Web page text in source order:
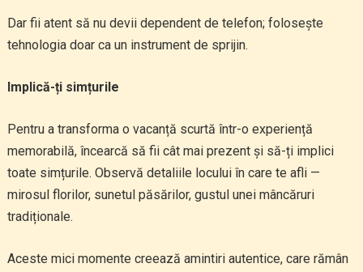
Dar fii atent să nu devii dependent de telefon; folosește
tehnologia doar ca un instrument de sprijin.
Implică-ți simțurile
Pentru a transforma o vacanță scurtă într-o experiență
memorabilă, încearcă să fii cât mai prezent și să-ți implici
toate simțurile. Observă detaliile locului în care te afli —
mirosul florilor, sunetul păsărilor, gustul unei mâncăruri
tradiționale.
Aceste mici momente creează amintiri autentice, care rămân